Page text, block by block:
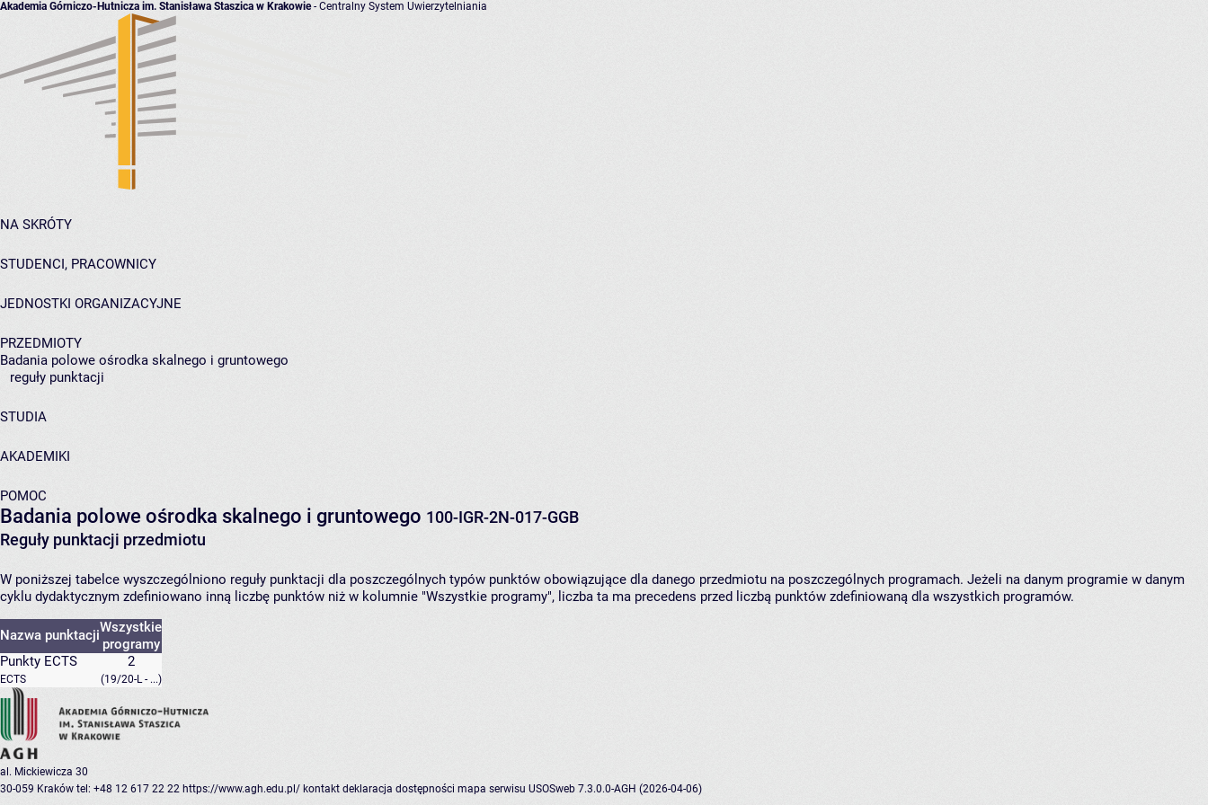
Akademia Górniczo-Hutnicza im. Stanisława Staszica w Krakowie- Centralny System Uwierzytelniania
NA SKRÓTY
STUDENCI, PRACOWNICY
JEDNOSTKI ORGANIZACYJNE
PRZEDMIOTY
Badania polowe ośrodka skalnego i gruntowego
reguły punktacji
STUDIA
AKADEMIKI
POMOC
Badania polowe ośrodka skalnego i gruntowego 100-IGR-2N-017-GGB
Reguły punktacji przedmiotu
W poniższej tabelce wyszczególniono reguły punktacji dla poszczególnych typów punktów obowiązujące dla danego przedmiotu na poszczególnych programach. Jeżeli na danym programie w danym
cyklu dydaktycznym zdefiniowano inną liczbę punktów niż w kolumnie "Wszystkie programy", liczba ta ma precedens przed liczbą punktów zdefiniowaną dla wszystkich programów.
Nazwa punktacjiWszystkie
programy
Punkty ECTS
ECTS
2
(19/20-L - ...)
al. Mickiewicza 30
30-059 Kraków tel: +48 12 617 22 22 https://www.agh.edu.pl/ kontakt deklaracja dostępności mapa serwisu USOSweb 7.3.0.0-AGH (2026-04-06)